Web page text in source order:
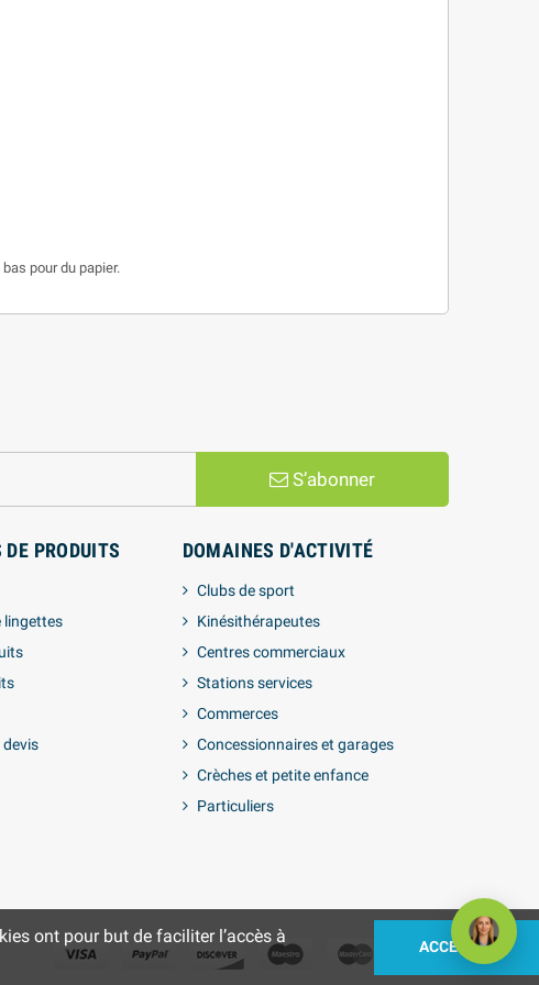
pour du papier.
S’abonner
DE PRODUITS
lingettes
devis
DOMAINES D'ACTIVITÉ
Clubs de sport
Kinésithérapeutes
Centres commerciaux
Stations services
Commerces
Concessionnaires et garages
Crèches et petite enfance
Particuliers
ont pour but de faciliter l’accès à
ACCEPTEZ